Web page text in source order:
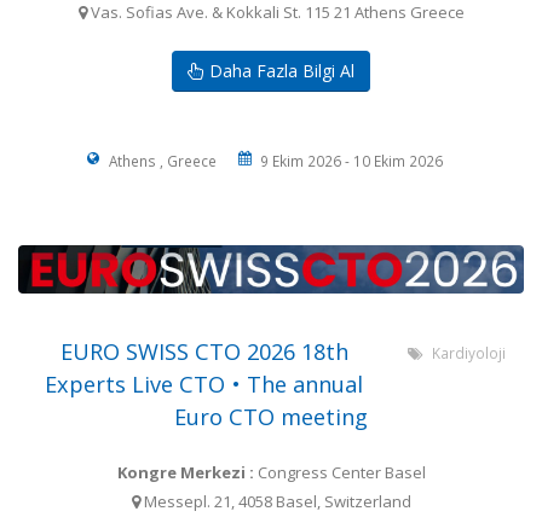
Vas. Sofias Ave. & Kokkali St. 115 21 Athens Greece
Daha Fazla Bilgi Al
Athens , Greece 9 Ekim 2026 - 10 Ekim 2026
Kardiyoloji
EURO SWISS CTO 2026 18th
Experts Live CTO • The annual
Euro CTO meeting
Kongre Merkezi : Congress Center Basel
Messepl. 21, 4058 Basel, Switzerland